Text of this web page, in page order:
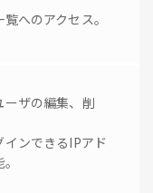
へのアクセス。
ーザの編集、削
ンできるIPアド